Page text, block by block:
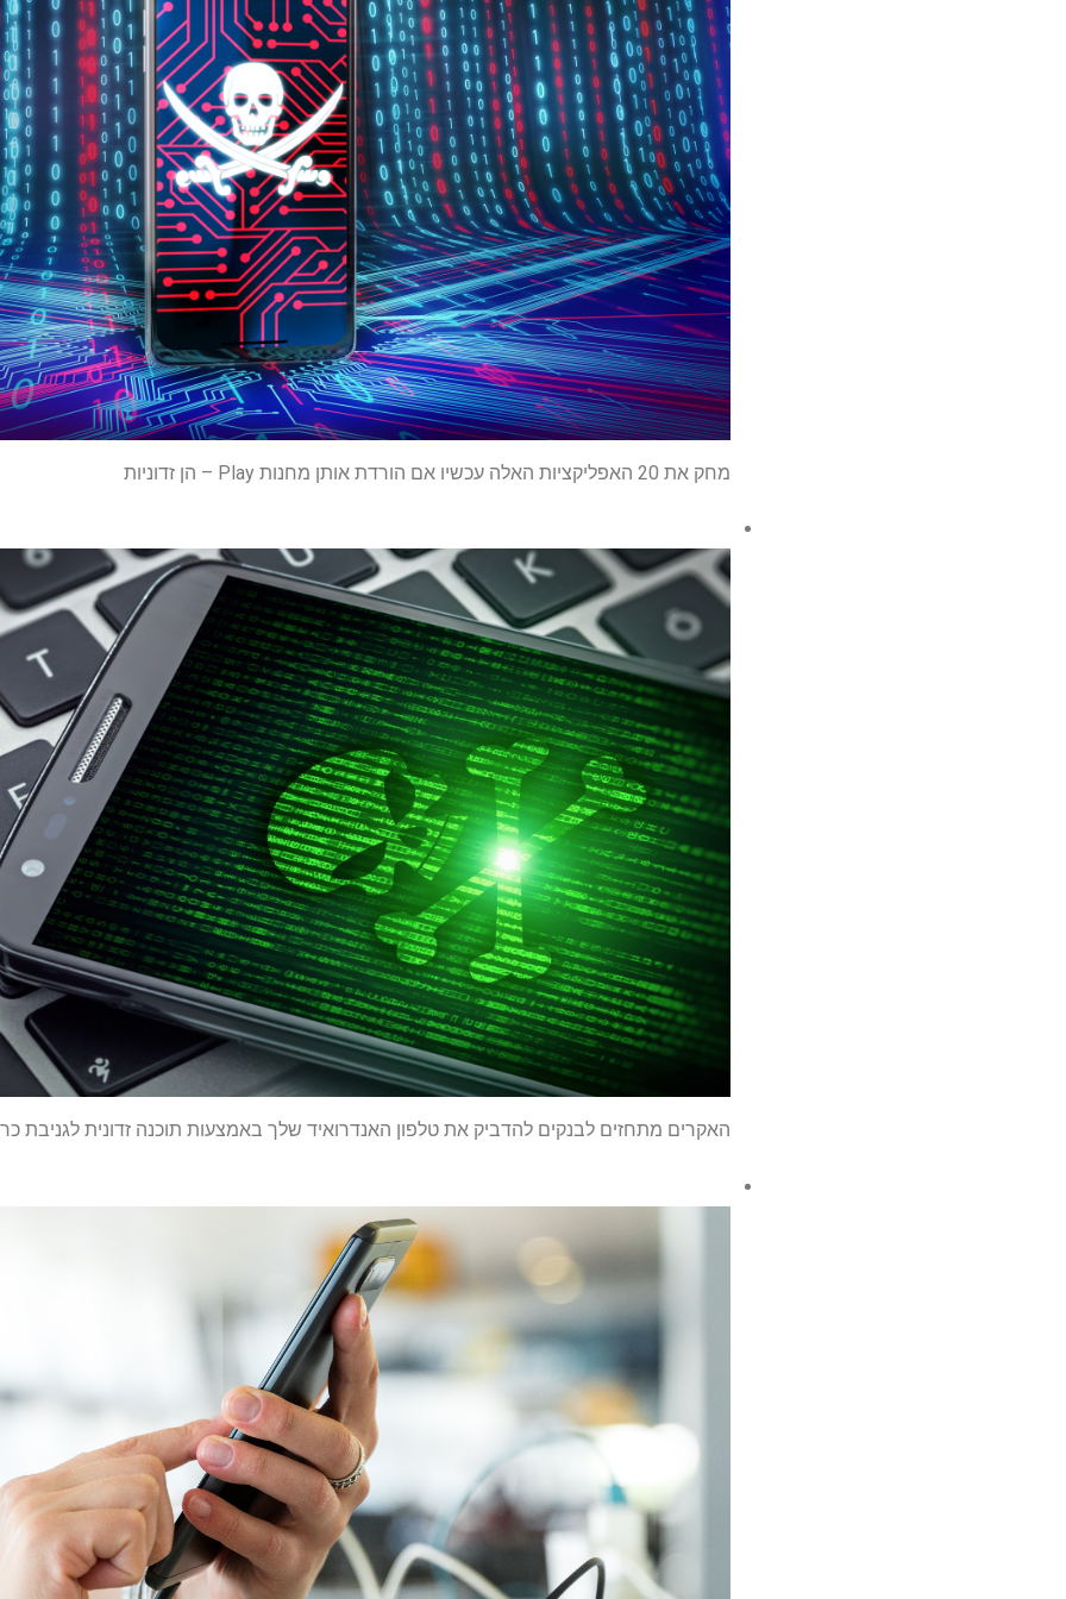
מחק את 20 האפליקציות האלה עכשיו אם הורדת אותן מחנות Play – הן זדוניות
האקרים מתחזים לבנקים להדביק את טלפון האנדרואיד שלך באמצעות תוכנה זדונית לגניבת